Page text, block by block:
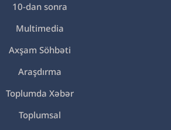
10-dan sonra
Multimedia
Axşam Söhbəti
Araşdırma
Toplumda Xəbər
Toplumsal